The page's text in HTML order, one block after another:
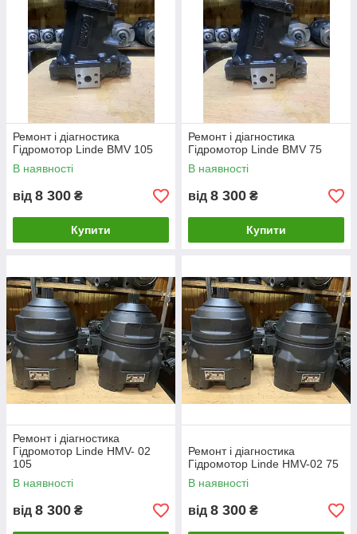
Ремонт і діагностика
Гідромотор Linde BMV 105
В наявності
від 8 300 ₴
Купити
Ремонт і діагностика
Гідромотор Linde BMV 75
В наявності
від 8 300 ₴
Купити
Ремонт і діагностика
Гідромотор Linde HMV- 02
105
В наявності
від 8 300 ₴
Ремонт і діагностика
Гідромотор Linde HMV-02 75
В наявності
від 8 300 ₴